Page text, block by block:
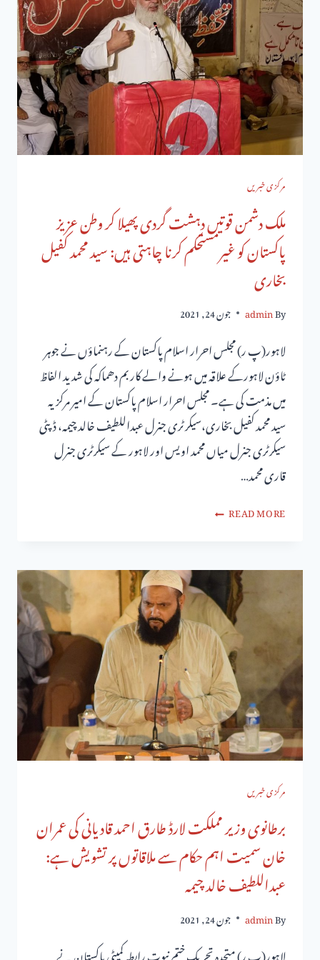
مرکزی خبریں
ملک دشمن قوتیں دہشت گردی پھیلا کر وطن عزیز
پاکستان کو غیرمستحکم کرنا چاہتی ہیں: سید محمد کفیل
بخاری
By
admin جون 24, 2021
لاہور(پ ر) مجلس احرار اسلام پاکستان کے رہنماؤں نے جوہر
ٹاؤن لاہورکے علاقہ میں ہونے والے کار بم دھماکہ کی شدید الفاظ
میں مذمت کی ہے۔ مجلس احرار اسلام پاکستان کے امیر مرکزیہ
سید محمد کفیل بخاری،سیکر ٹری جنرل عبداللطیف خالد چیمہ، ڈپٹی
سیکرٹری جنرل میاں محمد اویس اور لاہور کے سیکرٹری جنرل
قاری محمد…
READ MORE
مرکزی خبریں
برطانوی وزیر مملکت لارڈ طارق احمد قادیانی کی عمران
خان سمیت اہم حکام سے ملاقاتوں پر تشویش ہے:
عبداللطیف خالد چیمہ
By
admin جون 24, 2021
لاہور(پ ر) متحدہ تحریک ختم نبوت رابطہ کمیٹی پاکستان نے